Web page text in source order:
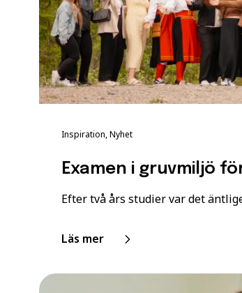
Inspiration, Nyhet
Examen i gruvmiljö
Efter två års studier var det
Läs mer